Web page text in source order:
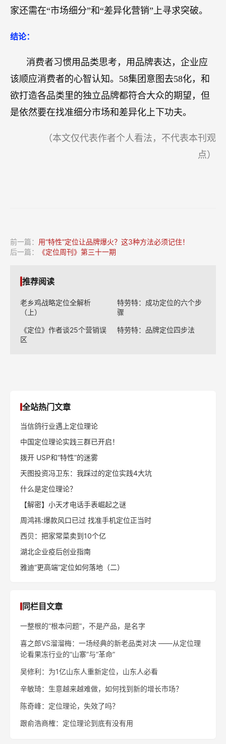
家还需在“市场细分”和“差异化营销”上寻求突破。
结论：
消费者习惯用品类思考，用品牌表达，企业应
该顺应消费者的心智认知。58集团意图去58化，和
欲打造各品类里的独立品牌都符合大众的期望，但
是依然要在找准细分市场和差异化上下功夫。
（本文仅代表作者个人看法，不代表本刊观
点）
前一篇： 用“特性”定位让品牌爆火？这3种方法必须记住！
后一篇：
《定位周刊》第三十一期
推荐阅读
老乡鸡战略定位全解析
（上）
特劳特：成功定位的六个步
骤
《定位》作者谈25个营销误
区
特劳特：品牌定位四步法
全站热门文章
当信鸽行业遇上定位理论
中国定位理论实践三群已开启！
拨开 USP和“特性”的迷雾
天图投资冯卫东：我踩过的定位实践4大坑
什么是定位理论？
【解密】小天才电话手表崛起之谜
周鸿祎:爆款风口已过 找准手机定位正当时
西贝：把家常菜卖到10个亿
湖北企业疫后创业指南
雅迪“更高端”定位如何落地（二）
同栏目文章
一整根的“根本问题”，不是产品，是名字
喜之郎VS溜溜梅：一场经典的新老品类对决 ——从定位理
论看果冻行业的“山寨”与“革命”
吴修利：为1亿山东人重新定位，山东人必看
辛敏琦：生意越来越难做，如何找到新的增长市场？
陈奇峰：定位理论，失效了吗？
跟俞浩商榷：定位理论到底有没有用